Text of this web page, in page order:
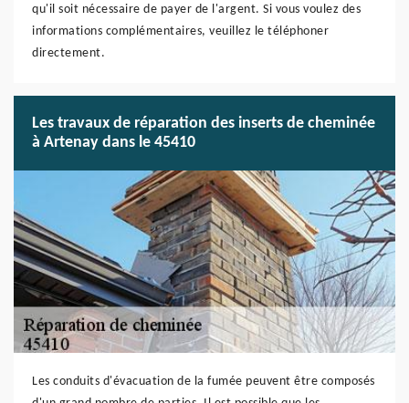
qu'il soit nécessaire de payer de l'argent. Si vous voulez des
informations complémentaires, veuillez le téléphoner
directement.
Les travaux de réparation des inserts de cheminée
à Artenay dans le 45410
Les conduits d'évacuation de la fumée peuvent être composés